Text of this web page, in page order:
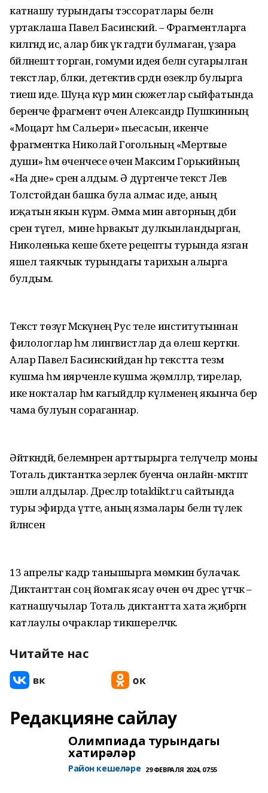
катнашу турындагы тәэссоратлары белән
уртаклаша Павел Басинский. – Фрагментларга
килгәндә исә, алар бик үк гадәти булмаган, үзара
бәйләнештә торган, гомуми идея белән сугарылган
текстлар, бәлки, детектив әсәрдән өзекләр булырга
тиеш иде. Шуңа күрә мин сюжетлар сыйфатында
беренче фрагмент өчен Александр Пушкинның
«Моцарт һәм Сальери» пьесасын, икенче
фрагментка Николай Гогольның «Мертвые
души» һәм өченчесе өчен Максим Горькийның
«На дне» әсәрен алдым. Ә дүртенче текст Лев
Толстойдан башка була алмас иде, аның
иҗатын якын күрәм. Әмма мин авторның әдәби
әсәрен түгел, ә мине һәрвакыт дулкынландырган,
Николенька кеше бәхете рецепты турында язган
яшел таякчык турындагы тарихын алырга
булдым.
Текст төзүгә Мәскәүнең Рус теле институтыннан
филологлар һм лингвистлар да өлеш керткән.
Алар Павел Басинскийдан һәр текстта тезмә
кушма һәм иярченле кушма җөмләләр, тирелар,
ике нокталар һәм кагыйдәләр күләменең якынча бер
чама булуын сораганнар.
Әйткәндәй, белемнәрен арттырырга теләүчеләр моны
Тоталь диктантка әзерлек буенча онлайн-мәктәптә
эшли алдылар. Дәресләр totaldikt.ru сайтында
туры эфирда үтте, аның язмалары белән тәүлек
әйләнәсенә
13 апрельгә кадәр танышырга мөмкин булачак.
Диктанттан соң йомгак ясау өчен өч дәрес үтәчәк –
катнашучылар Тоталь диктантта хата җибәргән
катлаулы очраклар тикшереләчәк.
Читайте нас
Редакцияне сайлау
Олимпиада турындагы
хатирәләр
Район кешеләре 29 ФЕВРАЛЯ 2024, 07:55